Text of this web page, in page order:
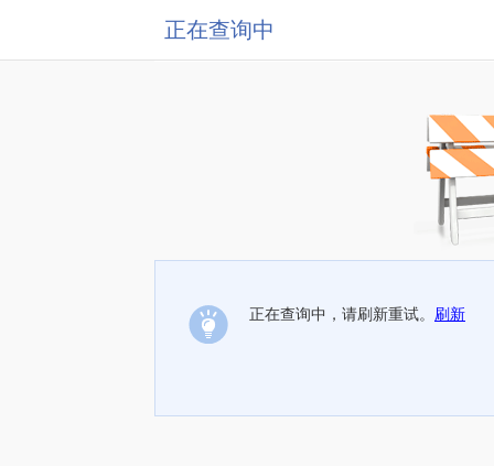
正在查询中
正在查询中，请刷新重试。 刷新